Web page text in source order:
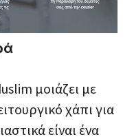
μοιάζει με
χάπι για
είναι ένα